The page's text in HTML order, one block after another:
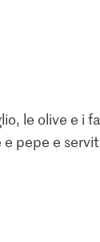
le olive e i
pepe e